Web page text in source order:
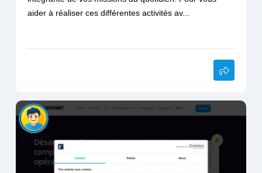
aider à réaliser ces différentes activités av...